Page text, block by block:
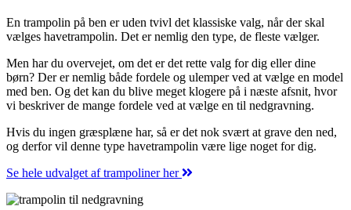
En trampolin på ben er uden tvivl det klassiske valg, når der skal
vælges havetrampolin. Det er nemlig den type, de fleste vælger.
Men har du overvejet, om det er det rette valg for dig eller dine
børn? Der er nemlig både fordele og ulemper ved at vælge en model
med ben. Og det kan du blive meget klogere på i næste afsnit, hvor
vi beskriver de mange fordele ved at vælge en til nedgravning.
Hvis du ingen græsplæne har, så er det nok svært at grave den ned,
og derfor vil denne type havetrampolin være lige noget for dig.
Se hele udvalget af trampoliner her